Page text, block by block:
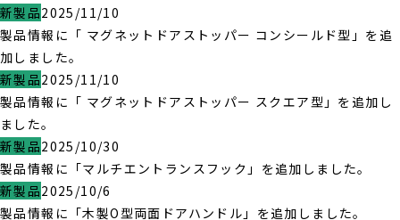
新製品2025/11/10
製品情報に「 マグネットドアストッパー コンシールド型」を追
加しました。
新製品2025/11/10
製品情報に「 マグネットドアストッパー スクエア型」を追加し
ました。
新製品2025/10/30
製品情報に「マルチエントランスフック」を追加しました。
新製品2025/10/6
製品情報に「木製O型両面ドアハンドル」を追加しました。